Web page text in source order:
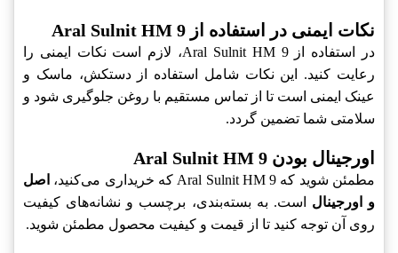
نکات ایمنی در استفاده از Aral Sulnit HM 9
در استفاده از Aral Sulnit HM 9، لازم است نکات ایمنی را
رعایت کنید. این نکات شامل استفاده از دستکش، ماسک و
عینک ایمنی است تا از تماس مستقیم با روغن جلوگیری شود و
سلامتی شما تضمین گردد.
اورجینال بودن Aral Sulnit HM 9
مطمئن شوید که Aral Sulnit HM 9 که خریداری می‌کنید،
اصل
و اورجینال است. به بسته‌بندی، برچسب و نشانه‌های کیفیت
روی آن توجه کنید تا از قيمت و کیفیت محصول مطمئن شوید.